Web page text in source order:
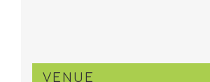
VENUE